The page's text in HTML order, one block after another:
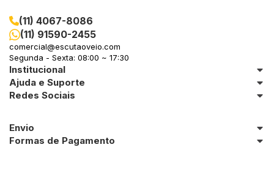
(11) 4067-8086
(11) 91590-2455
comercial@escutaoveio.com
Segunda - Sexta: 08:00 ~ 17:30
Institucional
Ajuda e Suporte
Redes Sociais
Envio
Formas de Pagamento